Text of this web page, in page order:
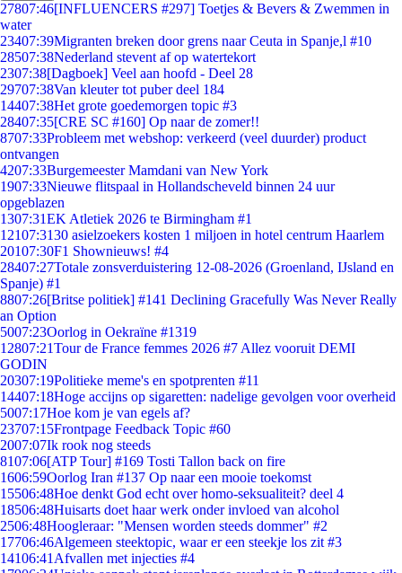
27807:46[INFLUENCERS #297] Toetjes & Bevers & Zwemmen in
water
23407:39Migranten breken door grens naar Ceuta in Spanje,l #10
28507:38Nederland stevent af op watertekort
2307:38[Dagboek] Veel aan hoofd - Deel 28
29707:38Van kleuter tot puber deel 184
14407:38Het grote goedemorgen topic #3
28407:35[CRE SC #160] Op naar de zomer!!
8707:33Probleem met webshop: verkeerd (veel duurder) product
ontvangen
4207:33Burgemeester Mamdani van New York
1907:33Nieuwe flitspaal in Hollandscheveld binnen 24 uur
opgeblazen
1307:31EK Atletiek 2026 te Birmingham #1
12107:3130 asielzoekers kosten 1 miljoen in hotel centrum Haarlem
20107:30F1 Shownieuws! #4
28407:27Totale zonsverduistering 12-08-2026 (Groenland, IJsland en
Spanje) #1
8807:26[Britse politiek] #141 Declining Gracefully Was Never Really
an Option
5007:23Oorlog in Oekraïne #1319
12807:21Tour de France femmes 2026 #7 Allez vooruit DEMI
GODIN
20307:19Politieke meme's en spotprenten #11
14407:18Hoge accijns op sigaretten: nadelige gevolgen voor overheid
5007:17Hoe kom je van egels af?
23707:15Frontpage Feedback Topic #60
2007:07Ik rook nog steeds
8107:06[ATP Tour] #169 Tosti Tallon back on fire
1606:59Oorlog Iran #137 Op naar een mooie toekomst
15506:48Hoe denkt God echt over homo-seksualiteit? deel 4
18506:48Huisarts doet haar werk onder invloed van alcohol
2506:48Hoogleraar: "Mensen worden steeds dommer" #2
17706:46Algemeen steektopic, waar er een steekje los zit #3
14106:41 Afvallen met injecties #4